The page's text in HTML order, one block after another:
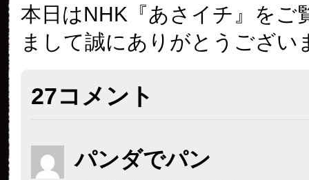
本日はNHK『あさイチ』をご
まして誠にありがとうござい
27コメント
パンダでパン